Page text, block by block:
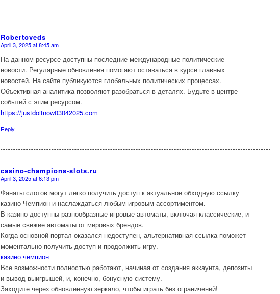
Robertoveds
says:
April 3, 2025 at 8:45 am
На данном ресурсе доступны последние международные политические
новости. Регулярные обновления помогают оставаться в курсе главных
новостей. На сайте публикуются глобальных политических процессах.
Объективная аналитика позволяют разобраться в деталях. Будьте в центре
событий с этим ресурсом.
https://justdoitnow03042025.com
Reply
casino-champions-slots.ru
says:
April 3, 2025 at 6:13 pm
Фанаты слотов могут легко получить доступ к актуальное обходную ссылку
казино Чемпион и наслаждаться любым игровым ассортиментом.
В казино доступны разнообразные игровые автоматы, включая классические, и
самые свежие автоматы от мировых брендов.
Когда основной портал оказался недоступен, альтернативная ссылка поможет
моментально получить доступ и продолжить игру.
казино чемпион
Все возможности полностью работают, начиная от создания аккаунта, депозиты
и вывод выигрышей, и, конечно, бонусную систему.
Заходите через обновленную зеркало, чтобы играть без ограничений!